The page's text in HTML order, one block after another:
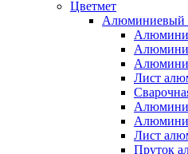
Цветмет
Алюминиевый
Лист
Лист
Пруток